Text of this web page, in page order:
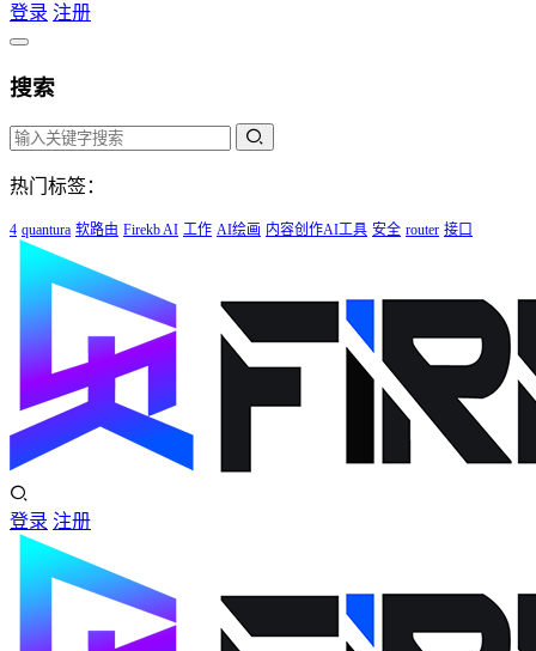
登录 注册
搜索
热门标签：
4 quantura 软路由 Firekb AI 工作 AI绘画 内容创作AI工具 安全 router 接口
登录 注册